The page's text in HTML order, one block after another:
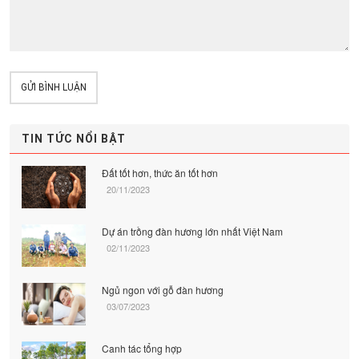
GỬI BÌNH LUẬN
TIN TỨC NỔI BẬT
Đất tốt hơn, thức ăn tốt hơn
20/11/2023
Dự án trồng đàn hương lớn nhất Việt Nam
02/11/2023
Ngủ ngon với gỗ đàn hương
03/07/2023
Canh tác tổng hợp